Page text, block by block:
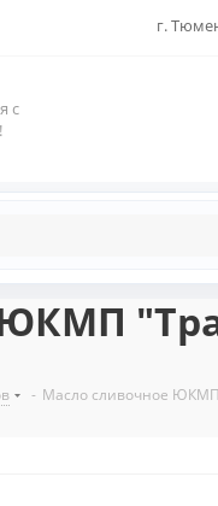
г.
с
- Масло сливочное ЮКМП